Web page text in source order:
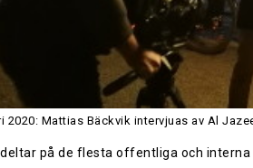
2020: Mattias Bäckvik intervjuas av Al
på de flesta offentliga och